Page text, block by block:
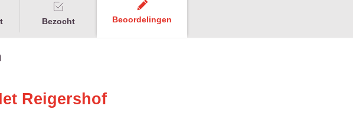
Bezocht Beoordelingen
Reigershof